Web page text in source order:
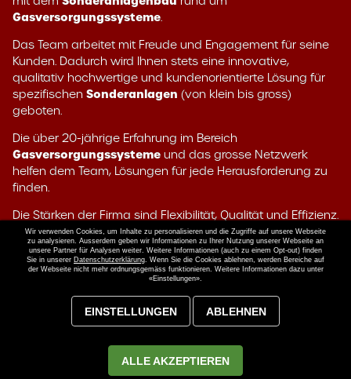
Gasversorgungssysteme.
Das Team arbeitet mit Freude und Engagement für seine
Kunden. Dadurch wird Ihnen stets eine innovative,
qualitativ hochwertige und kundenorientierte Lösung für
spezifischen Sonderanlagen (von klein bis gross)
geboten.
Die über 20-jährige Erfahrung im Bereich
Gasversorgungssysteme und das grosse Netzwerk
helfen dem Team, Lösungen für jede Herausforderung zu
finden.
Die Stärken der Firma sind Flexibilität, Qualität und Effizienz.
Webseite entwickelt vonMAGIC SYSTEMSund umgesetzt
. © 2022 ARGOVIA Industrial Services AG.
Inhalte und Grafiken sind geistiges Eigentum von der
ARGOVIA Industrial Services AG. Weiterverwendung nur
Impressum Datenschutz
Wir verwenden Cookies, um Inhalte zu personalisieren und die Zugriffe auf unsere Webseite
zu analysieren. Ausserdem geben wir Informationen zu Ihrer Nutzung unserer Webseite an
unsere Partner für Analysen weiter. Weitere Informationen (auch zu einem Opt-out) finden
Sie in unserer Datenschutzerklärung. Wenn Sie die Cookies ablehnen, werden Bereiche auf
der Webseite nicht mehr ordnungsgemäss funktionieren. Weitere Informationen dazu unter
«Einstellungen».
EINSTELLUNGEN ABLEHNEN
ALLE AKZEPTIEREN